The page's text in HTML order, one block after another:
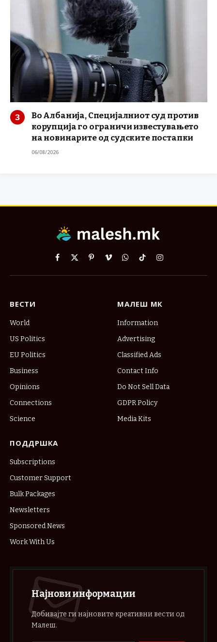
Во Албанија, Специјалниот суд против
корупција го ограничи известувањето
на новинарите од судските постапки
06/08/2026
Facebook
X
PinterestVimeoWhatsApp
TikTokInstagram
ВЕСТИ
World
US Politics
EU Politics
Business
Opinions
Connections
Science
МАЛЕШ МК
Information
Advertising
Classified Ads
Contact Info
Do Not Sell Data
GDPR Policy
Media Kits
ПОДДРШКА
Subscriptions
Customer Support
Bulk Packages
Newsletters
Sponsored News
Work With Us
Најнови информации
Добивајте ги најновите креативни вести од
Малеш.